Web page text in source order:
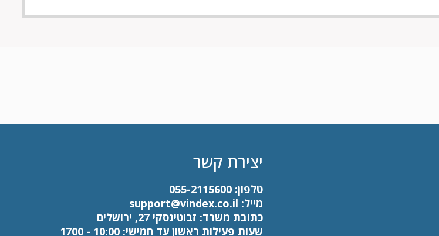
יצירת קשר
טלפון:055-2115600
מייל: support@vindex.co.il
כתובת משרד: זבוטינסקי 27, ירושלים
שעות פעילות ראשון עד חמישי: 10:00 - 1700